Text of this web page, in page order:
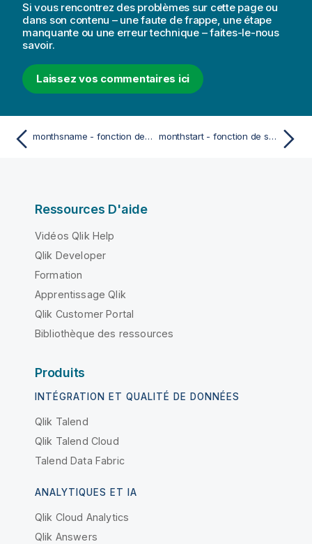
Si vous rencontrez des problèmes sur cette page ou
dans son contenu – une faute de frappe, une étape
manquante ou une erreur technique – faites-le-nous
savoir.
Laissez vos commentaires ici
monthsname - fonction de script et fonction de graphique monthstart - fonction de script et fonction de graphique
Ressources D'aide
Vidéos Qlik Help
Qlik Developer
Formation
Apprentissage Qlik
Qlik Customer Portal
Bibliothèque des ressources
Produits
INTÉGRATION ET QUALITÉ DE DONNÉES
Qlik Talend
Qlik Talend Cloud
Talend Data Fabric
ANALYTIQUES ET IA
Qlik Cloud Analytics
Qlik Answers